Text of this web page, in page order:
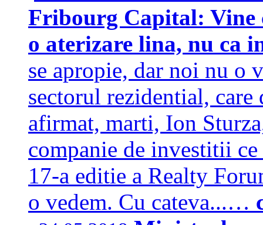
Fribourg Capital: Vine
o aterizare lina, nu ca
se apropie, dar noi nu o
sectorul rezidential, care
afirmat, marti, Ion
companie de investitii
17-a editie a Realty
o vedem. Cu cateva...…